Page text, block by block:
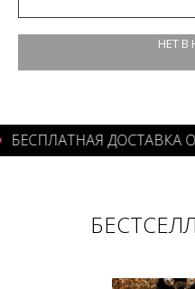
НЕТ В
ДОСТАВКА ОТ